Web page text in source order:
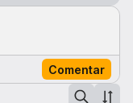
Comentar